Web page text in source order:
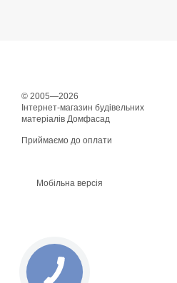
© 2005—2026
Інтернет-магазин будівельних
матеріалів Домфасад
Приймаємо до оплати
Мобільна версія